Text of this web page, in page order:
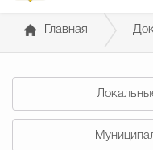
Главная